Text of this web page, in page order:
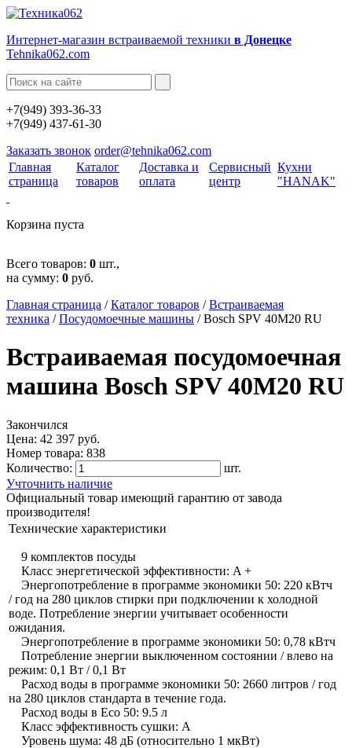
Интернет-магазин встраиваемой техники в Донецке
Tehnika062.com
+7(949) 393-36-33
+7(949) 437-61-30
Заказать звонок order@tehnika062.com
Главная
страница
Каталог
товаров
Доставка и
оплата
Сервисный
центр
Кухни
"HANAK"
Корзина пуста
Всего товаров: 0 шт.,
на сумму: 0 руб.
Главная страница /Каталог товаров /Встраиваемая
техника /Посудомоечные машины /Bosch SPV 40M20 RU
Встраиваемая посудомоечная
машина Bosch SPV 40M20 RU
Закончился
Цена: 42 397 руб.
Номер товара: 838
Количество:
шт.
Учточнить наличие
Официальный товар имеющий гарантию от завода
производителя!
Технические характеристики
9 комплектов посуды
Класс энергетической эффективности: A +
Энергопотребление в программе экономики 50: 220 кВтч
/ год на 280 циклов стирки при подключении к холодной
воде. Потребление энергии учитывает особенности
ожидания.
Энергопотребление в программе экономики 50: 0,78 кВтч
Потребление энергии выключенном состоянии / влево на
режим: 0,1 Вт / 0,1 Вт
Расход воды в программе экономики 50: 2660 литров / год
на 280 циклов стандарта в течение года.
Расход воды в Eco 50: 9.5 л
Класс эффективность сушки: A
Уровень шума: 48 дБ (относительно 1 мкВт)